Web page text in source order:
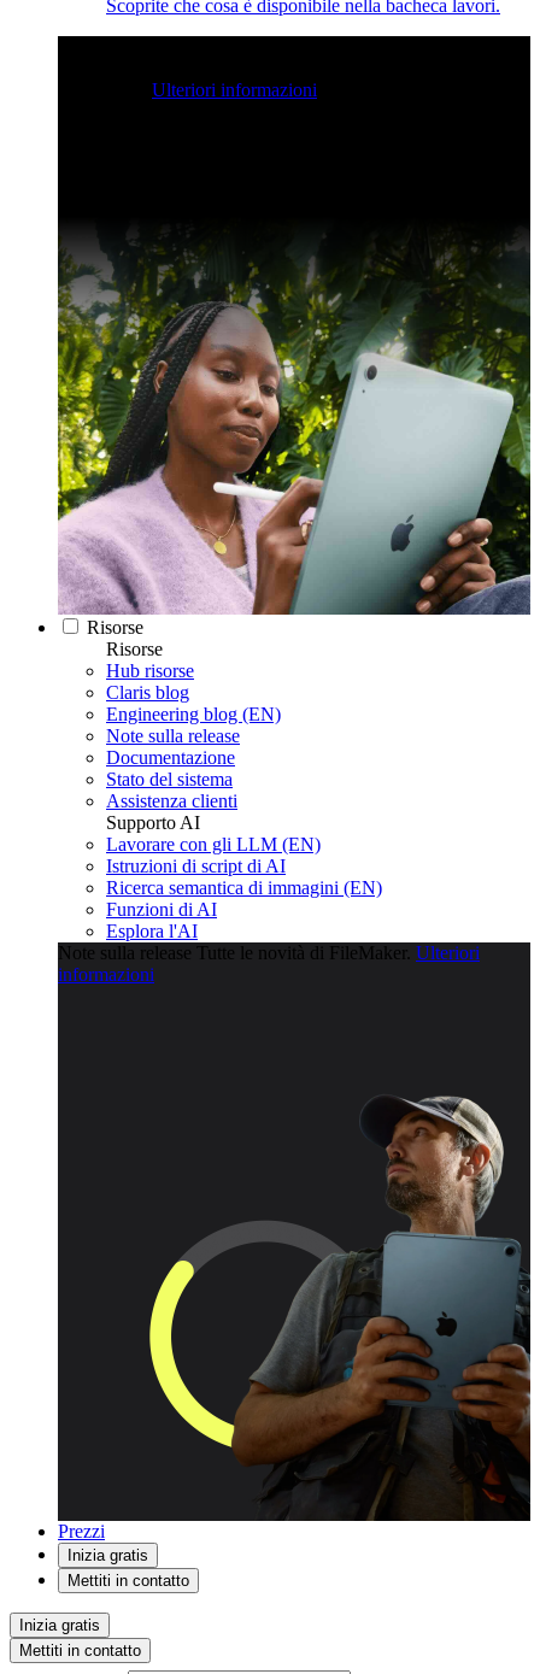
Scoprite che cosa è disponibile nella bacheca lavori.
Ulteriori informazioni
Risorse
Risorse
Hub risorse
Claris blog
Engineering blog (EN)
Note sulla release
Documentazione
Stato del sistema
Assistenza clienti
Supporto AI
Lavorare con gli LLM (EN)
Istruzioni di script di AI
Ricerca semantica di immagini (EN)
Funzioni di AI
Esplora l'AI
Note sulla release Tutte le novità di FileMaker. Ulteriori
informazioni
Prezzi
Inizia gratis
Mettiti in contatto
Inizia gratis
Mettiti in contatto